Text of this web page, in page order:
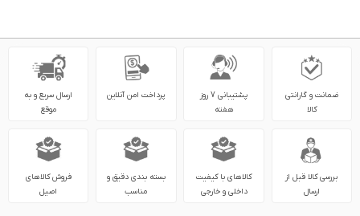
ضمانت و گارانتی
کالا
پشتیبانی 7 روز
هفته
پرداخت امن آنلاین
ارسال سریع و به
موقع
بررسی کالا قبل از
ارسال
کالاهای با کیفیت
داخلی و خارجی
بسته بندی دقیق و
مناسب
فروش کالاهای
اصیل